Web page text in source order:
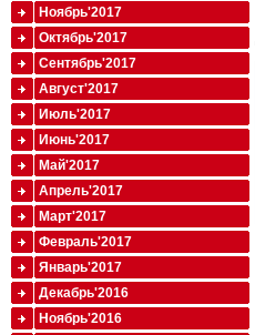
Ноябрь'2017
Октябрь'2017
Сентябрь'2017
Август'2017
Июль'2017
Июнь'2017
Май'2017
Апрель'2017
Март'2017
Февраль'2017
Январь'2017
Декабрь'2016
Ноябрь'2016